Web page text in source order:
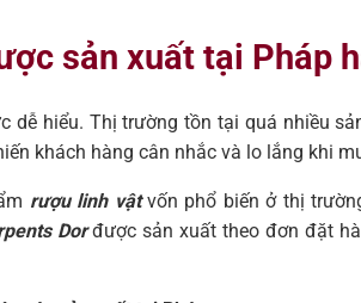
sản xuất tại Pháp
hiểu. Thị trường tồn tại quá nhiều
khách hàng cân nhắc và lo lắng khi
rượu linh vậtvốn phổ biến ở thị
Dorđược sản xuất theo đơn đặt